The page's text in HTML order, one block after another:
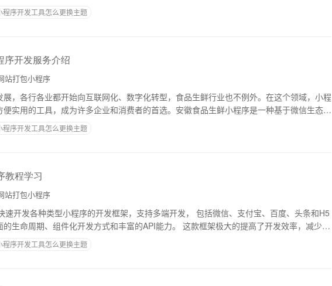
验，并且熟悉各个平台的开发工具，能够全面
程序开发工具怎么更换主题
序开发服务介绍
站打包小程序
展，各行各业都开始向互联网化、数字化转型，食品生鲜行业也不例外。在这个领域，小程
便实用的工具，成为许多企业和消费者的首选。安徽食品生鲜小程序是一种基于微信生态的
通过微信扫一扫或者搜索该小程序进入，实现食
程序开发工具怎么更换主题
教程学习
站打包小程序
速开发各种类型小程序的开发框架，支持多端开发， 包括微信、支付宝、百度、头条和H5
生命周期、组件化开发方式和丰富的API能力。 这款框架极大的提高了开发效率，减少了
面我来介绍一下Uniapp的基
程序开发工具怎么更换主题